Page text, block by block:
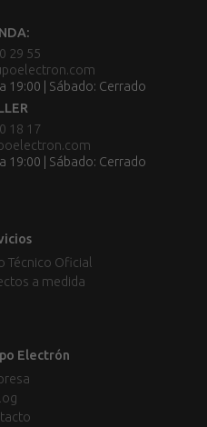
29 55
19:00 | Sábado: Cerrado
18 17
19:00 | Sábado: Cerrado
Técnico Oficial
a medida
Electrón